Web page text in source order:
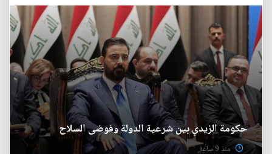
حكومة الزيدي بين شرعية الدولة وفوضى السلاح
منذ 9 ساعة